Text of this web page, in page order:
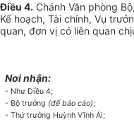
Điều 4. Chánh Văn phòng
Kế hoạch, Tài chính, Vụ
quan, đơn vị có liên quan
Nơi nhận:
- Như Điều 4;
- Bộ trưởng (đểbáo cáo);
- Thứ trưởng Huỳnh Vĩnh Ái;